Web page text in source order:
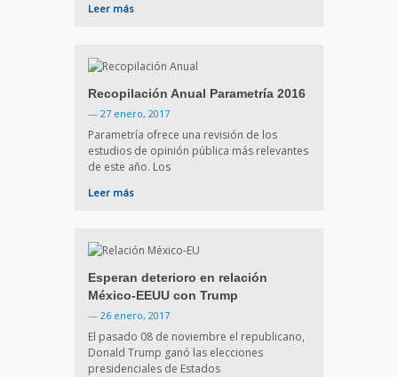
Leer más
Recopilación Anual Parametría 2016
— 27 enero, 2017
Parametría ofrece una revisión de los
estudios de opinión pública más relevantes
de este año. Los
Leer más
Esperan deterioro en relación
México-EEUU con Trump
— 26 enero, 2017
El pasado 08 de noviembre el republicano,
Donald Trump ganó las elecciones
presidenciales de Estados